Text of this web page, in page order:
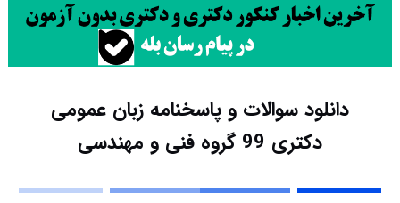
دانلود سوالات و پاسخنامه زبان عمومی
دکتری 99 گروه فنی و مهندسی